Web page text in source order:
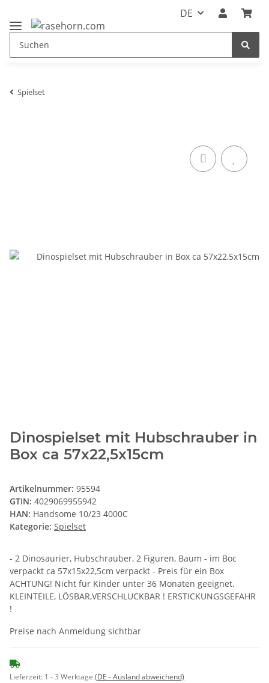
DE
Spielset
Dinospielset mit Hubschrauber in
Box ca 57x22,5x15cm
Artikelnummer: 95594
GTIN: 4029069955942
HAN: Handsome 10/23 4000C
Kategorie: Spielset
- 2 Dinosaurier, Hubschrauber, 2 Figuren, Baum - im Boc
verpackt ca 57x15x22,5cm verpackt - Preis für ein Box
ACHTUNG! Nicht für Kinder unter 36 Monaten geeignet.
KLEINTEILE, LÖSBAR,VERSCHLUCKBAR ! ERSTICKUNGSGEFAHR
!
Preise nach Anmeldung sichtbar
Lieferzeit: 1 - 3 Werktage (DE - Ausland abweichend)